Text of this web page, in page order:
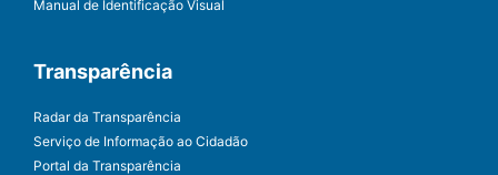
Manual de Identificação Visual
Transparência
Radar da Transparência
Serviço de Informação ao Cidadão
Portal da Transparência